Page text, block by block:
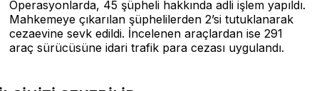
Operasyonlarda, 45 şüpheli hakkında adli işlem yapıldı.
Mahkemeye çıkarılan şüphelilerden 2’si tutuklanarak
cezaevine sevk edildi. İncelenen araçlardan ise 291
araç sürücüsüne idari trafik para cezası uygulandı.